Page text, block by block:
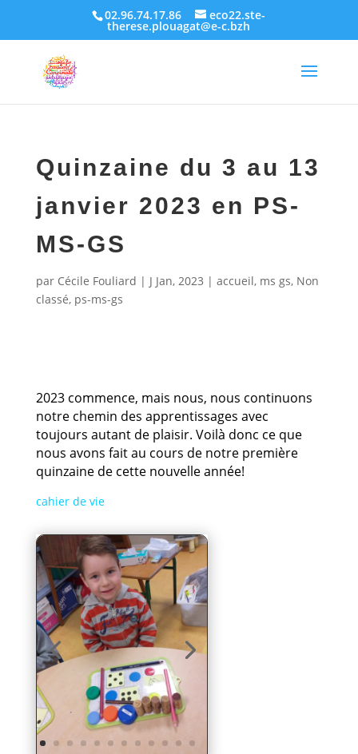
02.96.74.17.86 eco22.ste-
therese.plouagat@e-c.bzh
Quinzaine du 3 au 13
janvier 2023 en PS-
MS-GS
par Cécile Fouliard | J Jan, 2023 | accueil, ms gs, Non
classé, ps-ms-gs
2023 commence, mais nous, nous continuons
notre chemin des apprentissages avec
toujours autant de plaisir. Voilà donc ce que
nous avons fait au cours de notre première
quinzaine de cette nouvelle année!
cahier de vie